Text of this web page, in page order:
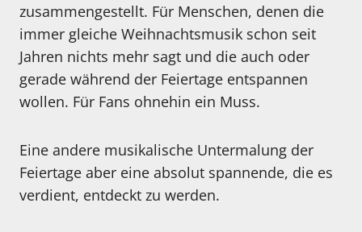
zusammengestellt. Für Menschen, denen die
immer gleiche Weihnachtsmusik schon seit
Jahren nichts mehr sagt und die auch oder
gerade während der Feiertage entspannen
wollen. Für Fans ohnehin ein Muss.
Eine andere musikalische Untermalung der
Feiertage aber eine absolut spannende, die es
verdient, entdeckt zu werden.